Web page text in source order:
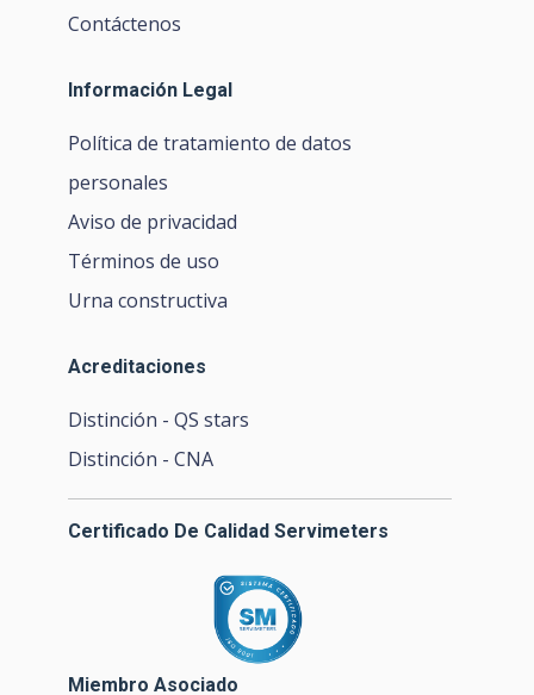
Contáctenos
Información Legal
Política de tratamiento de datos
personales
Aviso de privacidad
Términos de uso
Urna constructiva
Acreditaciones
Distinción - QS stars
Distinción - CNA
Certificado De Calidad Servimeters
Miembro Asociado